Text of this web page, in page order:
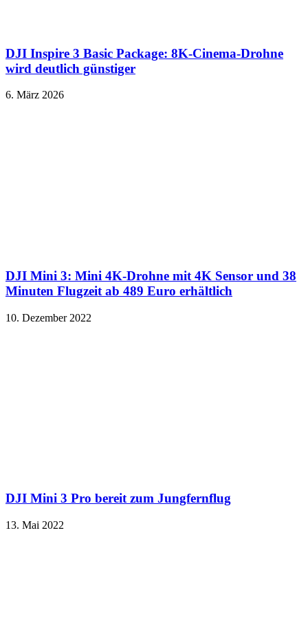
DJI Inspire 3 Basic Package: 8K-Cinema-Drohne
wird deutlich günstiger
6. März 2026
DJI Mini 3: Mini 4K-Drohne mit 4K Sensor und 38
Minuten Flugzeit ab 489 Euro erhältlich
10. Dezember 2022
DJI Mini 3 Pro bereit zum Jungfernflug
13. Mai 2022